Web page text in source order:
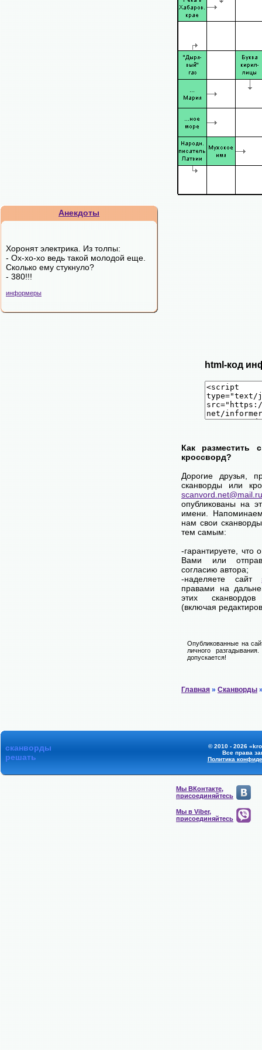
Анекдоты
Хоронят электрика. Из толпы:
- Ох-хо-хо ведь такой молодой еще.
Сколько ему стукнуло?
- 380!!!
информеры
html-код
Как разместить
кроссворд?
Дорогие друзья,
сканворды или
scanvord.net@mail.ru
опубликованы на
имени.
нам свои
тем самым:
-гарантируете, что
Вами или
согласию автора;
-наделяете сайт
правами на
этих
(включая
Опубликованные на
личного
допускается!
Главная » Сканворды
сканворды
решать
© 2010 - 2026
Все права
Политика
Мы ВКонтакте,
присоединяйтесь
Мы в Viber,
присоединяйтесь